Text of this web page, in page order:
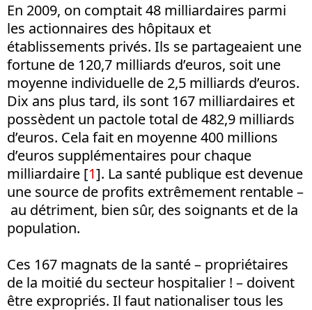
En 2009, on comptait 48 milliardaires parmi
les actionnaires des hôpitaux et
établissements privés. Ils se partageaient une
fortune de 120,7 milliards d’euros, soit une
moyenne individuelle de 2,5 milliards d’euros.
Dix ans plus tard, ils sont 167 milliardaires et
possèdent un pactole total de 482,9 milliards
d’euros. Cela fait en moyenne 400 millions
d’euros supplémentaires pour chaque
milliardaire [1]. La santé publique est devenue
une source de profits extrêmement rentable –
au détriment, bien sûr, des soignants et de la
population.
Ces 167 magnats de la santé – propriétaires
de la moitié du secteur hospitalier ! – doivent
être expropriés. Il faut nationaliser tous les